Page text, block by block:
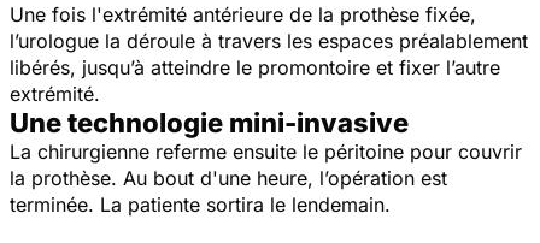
Une fois l'extrémité antérieure de la prothèse fixée,
l’urologue la déroule à travers les espaces préalablement
libérés, jusqu’à atteindre le promontoire et fixer l’autre
extrémité.
Une technologie mini-invasive
La chirurgienne referme ensuite le péritoine pour couvrir
la prothèse. Au bout d'une heure, l’opération est
terminée. La patiente sortira le lendemain.